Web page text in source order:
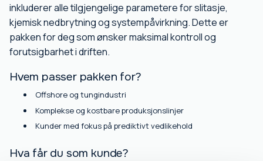
inkluderer alle tilgjengelige parametere for slitasje,
kjemisk nedbrytning og systempåvirkning. Dette er
pakken for deg som ønsker maksimal kontroll og
forutsigbarhet i driften.
Hvem passer pakken for?
Offshore og tungindustri
Komplekse og kostbare produksjonslinjer
Kunder med fokus på prediktivt vedlikehold
Hva får du som kunde?